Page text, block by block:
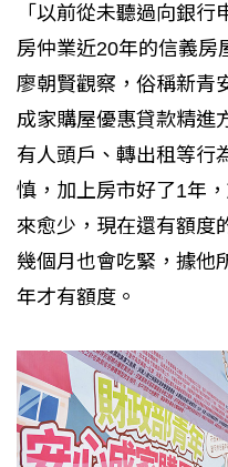
「以前從未聽過向銀
房仲業近20年的信義房
廖朝賢觀察，俗稱新青
成家購屋優惠貸款精進
有人頭戶、轉出租等行
慎，加上房市好了1年
來愈少，現在還有額度
幾個月也會吃緊，據他
年才有額度。